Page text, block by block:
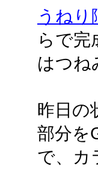
うねり
らで完
はつね
昨日の
部分を
で、カ